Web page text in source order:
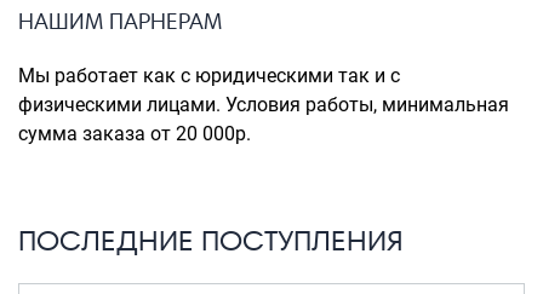
Аксессуары
Мешки для обуви
Пеналы для школы
НАШИМ ПАРНЕРАМ
Мы работает как с юридическими так и с
физическими лицами. Условия работы, минимальная
сумма заказа от 20 000р.
ПОСЛЕДНИЕ ПОСТУПЛЕНИЯ